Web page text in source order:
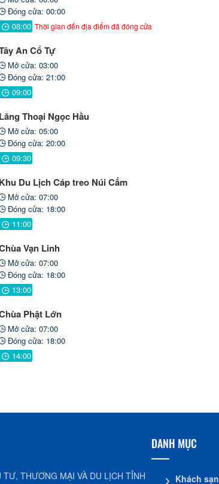
Đóng cửa: 00:00
Thời gian đến địa điểm đã đóng cửa
An Cổ Tự
Mở cửa: 03:00
Đóng cửa: 21:00
Lăng Thoại Ngọc Hầu
Mở cửa: 05:00
Đóng cửa: 20:00
Khu Du Lịch Cáp treo Núi Cấm
Mở cửa: 07:00
Đóng cửa: 18:00
Vạn Linh
Mở cửa: 07:00
Đóng cửa: 18:00
Phật Lớn
Mở cửa: 07:00
Đóng cửa: 18:00
THƯƠNG MẠI VÀ DU LỊCH TỈNH
DANH MỤC
Khách sạn